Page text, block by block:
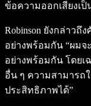
ข้อความออกเสียงเป็
Robinson ยังกล่าวถึ
อย่างพร้อมกัน “ผมจ
อย่างพร้อมกัน โดยเ
อื่น ๆ ความสามารถ
ประสิทธิภาพได้”